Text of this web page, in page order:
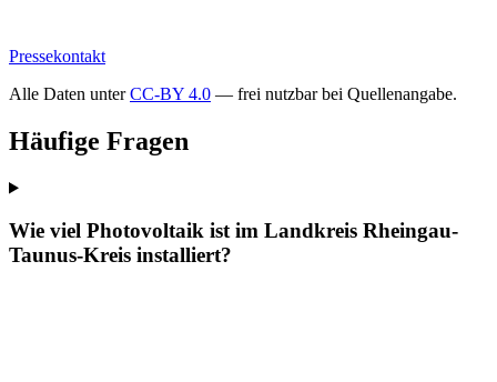
Pressekontakt
Alle Daten unterCC-BY 4.0 — frei nutzbar bei Quellenangabe.
Häufige Fragen
Wie viel Photovoltaik ist im Landkreis Rheingau-
Taunus-Kreis installiert?